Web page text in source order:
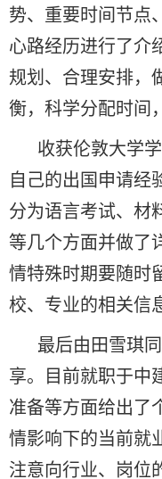
势、重要时间节点
心路经历进行了介
规划、合理安排，
衡，科学分配时间
收获伦敦大学
自己的出国申请经
分为语言考试、材
等几个方面并做了
情特殊时期要随时
校、专业的相关信
最后由田雪琪
享。目前就职于中
准备等方面给出了
情影响下的当前就
注意向行业、岗位